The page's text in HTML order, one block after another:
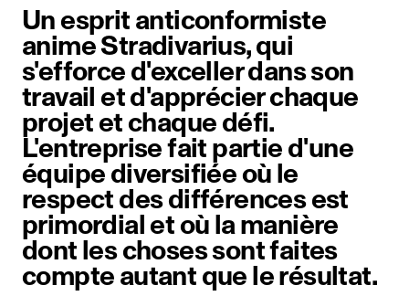
Un esprit anticonformiste
anime Stradivarius, qui
s'efforce d'exceller dans son
travail et d'apprécier chaque
projet et chaque défi.
L'entreprise fait partie d'une
équipe diversifiée où le
respect des différences est
primordial et où la manière
dont les choses sont faites
compte autant que le résultat.